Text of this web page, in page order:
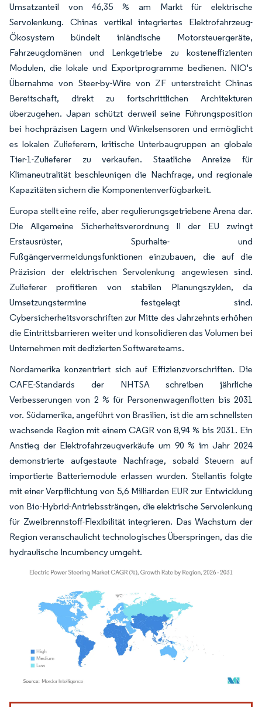
Umsatzanteil von 46,35 % am Markt für elektrische
Servolenkung. Chinas vertikal integriertes Elektrofahrzeug-
Ökosystem bündelt inländische Motorsteuergeräte,
Fahrzeugdomänen und Lenkgetriebe zu kosteneffizienten
Modulen, die lokale und Exportprogramme bedienen. NIO's
Übernahme von Steer-by-Wire von ZF unterstreicht Chinas
Bereitschaft, direkt zu fortschrittlichen Architekturen
überzugehen. Japan schützt derweil seine Führungsposition
bei hochpräzisen Lagern und Winkelsensoren und ermöglicht
es lokalen Zulieferern, kritische Unterbaugruppen an globale
Tier-1-Zulieferer zu verkaufen. Staatliche Anreize für
Klimaneutralität beschleunigen die Nachfrage, und regionale
Kapazitäten sichern die Komponentenverfügbarkeit.
Europa stellt eine reife, aber regulierungsgetriebene Arena dar.
Die Allgemeine Sicherheitsverordnung II der EU zwingt
Erstausrüster, Spurhalte- und
Fußgängervermeidungsfunktionen einzubauen, die auf die
Präzision der elektrischen Servolenkung angewiesen sind.
Zulieferer profitieren von stabilen Planungszyklen, da
Umsetzungstermine festgelegt sind.
Cybersicherheitsvorschriften zur Mitte des Jahrzehnts erhöhen
die Eintrittsbarrieren weiter und konsolidieren das Volumen bei
Unternehmen mit dedizierten Softwareteams.
Nordamerika konzentriert sich auf Effizienzvorschriften. Die
CAFE-Standards der NHTSA schreiben jährliche
Verbesserungen von 2 % für Personenwagenflotten bis 2031
vor. Südamerika, angeführt von Brasilien, ist die am schnellsten
wachsende Region mit einem CAGR von 8,94 % bis 2031. Ein
Anstieg der Elektrofahrzeugverkäufe um 90 % im Jahr 2024
demonstrierte aufgestaute Nachfrage, sobald Steuern auf
importierte Batteriemodule erlassen wurden. Stellantis folgte
mit einer Verpflichtung von 5,6 Milliarden EUR zur Entwicklung
von Bio-Hybrid-Antriebssträngen, die elektrische Servolenkung
für Zweibrennstoff-Flexibilität integrieren. Das Wachstum der
Region veranschaulicht technologisches Überspringen, das die
hydraulische Incumbency umgeht.
Bild © Mordor Intelligence. Wiederverwendung erfordert Namensnennung gemäß